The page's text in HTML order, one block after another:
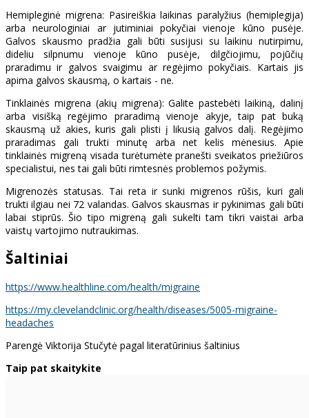
Hemipleginė migrena: Pasireiškia laikinas paralyžius (hemiplegija)
arba neurologiniai ar jutiminiai pokyčiai vienoje kūno pusėje.
Galvos skausmo pradžia gali būti susijusi su laikinu nutirpimu,
dideliu silpnumu vienoje kūno pusėje, dilgčiojimu, pojūčių
praradimu ir galvos svaigimu ar regėjimo pokyčiais. Kartais jis
apima galvos skausmą, o kartais - ne.
Tinklainės migrena (akių migrena): Galite pastebėti laikiną, dalinį
arba visišką regėjimo praradimą vienoje akyje, taip pat buką
skausmą už akies, kuris gali plisti į likusią galvos dalį. Regėjimo
praradimas gali trukti minutę arba net kelis mėnesius. Apie
tinklainės migreną visada turėtumėte pranešti sveikatos priežiūros
specialistui, nes tai gali būti rimtesnės problemos požymis.
Migrenozės statusas. Tai reta ir sunki migrenos rūšis, kuri gali
trukti ilgiau nei 72 valandas. Galvos skausmas ir pykinimas gali būti
labai stiprūs. Šio tipo migreną gali sukelti tam tikri vaistai arba
vaistų vartojimo nutraukimas.
Šaltiniai
https://www.healthline.com/health/migraine
https://my.clevelandclinic.org/health/diseases/5005-migraine-
headaches
Parengė Viktorija Stučytė pagal literatūrinius šaltinius
Taip pat skaitykite